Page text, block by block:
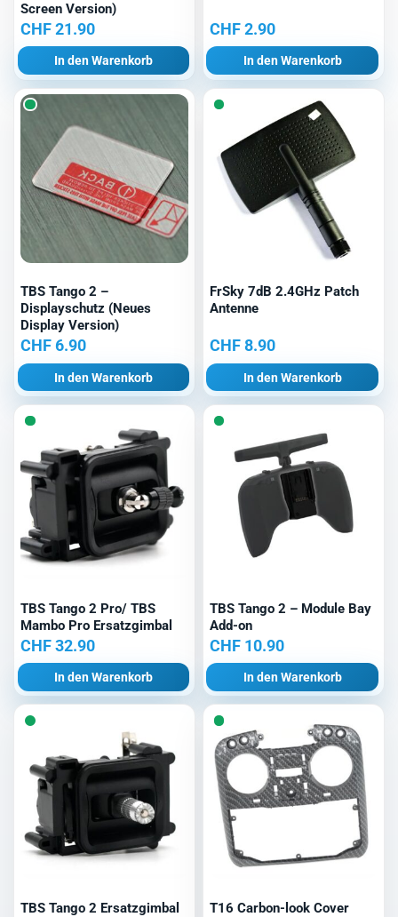
Screen Version)
CHF21.90
In den Warenkorb
CHF2.90
In den Warenkorb
TBS Tango 2 –
Displayschutz (Neues
Display Version)
CHF6.90
In den Warenkorb
FrSky 7dB 2.4GHz Patch
Antenne
CHF8.90
In den Warenkorb
TBS Tango 2 Pro/ TBS
Mambo Pro Ersatzgimbal
CHF32.90
In den Warenkorb
TBS Tango 2 – Module Bay
Add-on
CHF10.90
In den Warenkorb
TBS Tango 2 Ersatzgimbal T16 Carbon-look Cover